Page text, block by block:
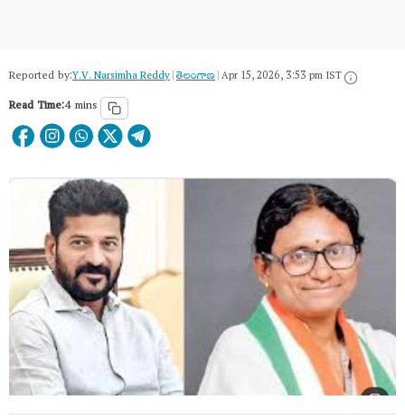
Reported by:Y.V. Narsimha Reddy|తెలంగాణ‌|Apr 15, 2026, 3:53 pm IST
Read Time:4 mins